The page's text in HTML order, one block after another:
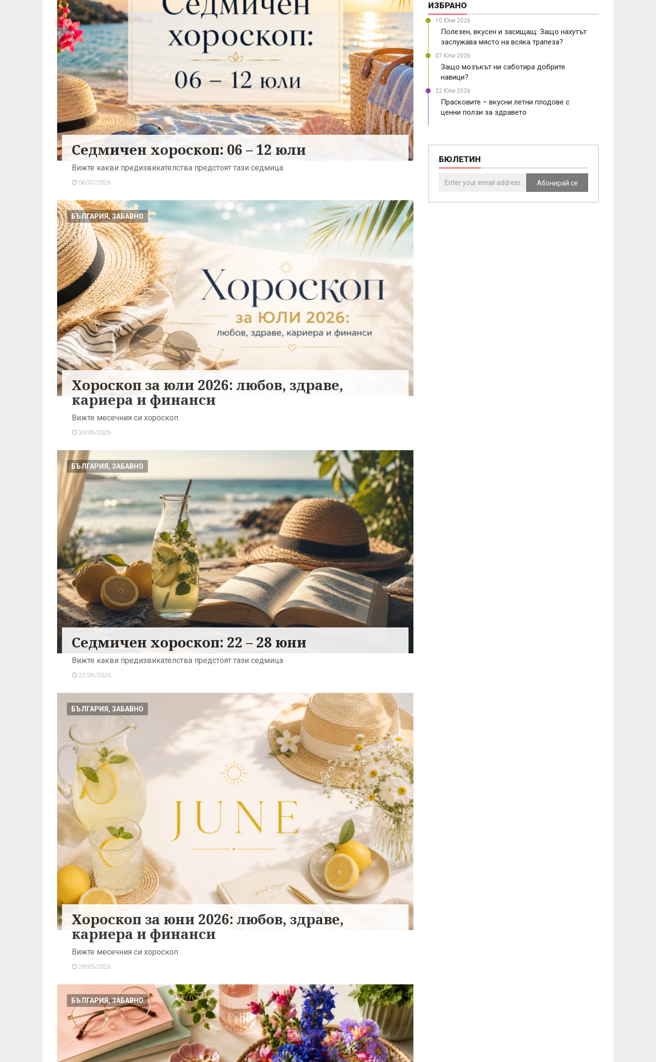
Седмичен хороскоп: 06 – 12 юли
Вижте какви предизвикателства предстоят тази седмица
06/07/2026
БЪЛГАРИЯ, ЗАБАВНО
Хороскоп за юли 2026: любов, здраве,
кариера и финанси
Вижте месечния си хороскоп
30/06/2026
БЪЛГАРИЯ, ЗАБАВНО
Седмичен хороскоп: 22 – 28 юни
Вижте какви предизвикателства предстоят тази седмица
22/06/2026
БЪЛГАРИЯ, ЗАБАВНО
Хороскоп за юни 2026: любов, здраве,
кариера и финанси
Вижте месечния си хороскоп
28/05/2026
БЪЛГАРИЯ, ЗАБАВНО
ИЗБРАНО
10 Юни 2026
Полезен, вкусен и засищащ: Защо нахутът
заслужава място на всяка трапеза?
07 Юли 2026
Защо мозъкът ни саботира добрите
навици?
22 Юли 2026
Прасковите – вкусни летни плодове с
ценни ползи за здравето
БЮЛЕТИН
Абонирай се